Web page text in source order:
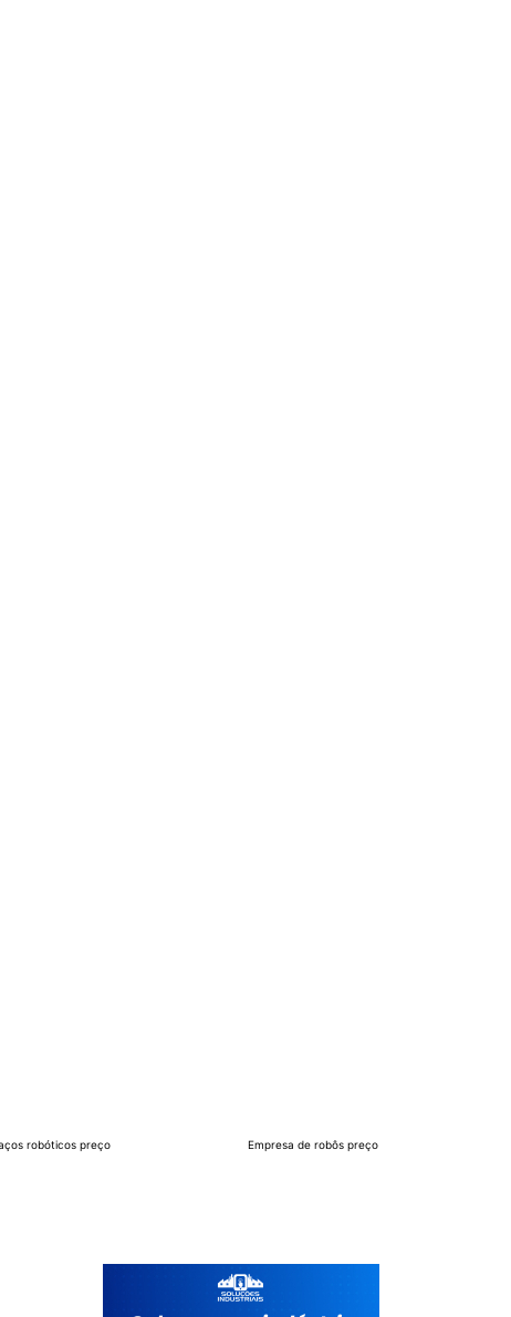
robóticos preço Empresa de robôs preço